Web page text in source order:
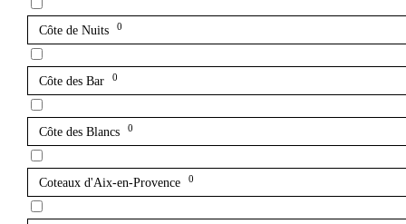
Côte de Nuits 0
Côte des Bar 0
Côte des Blancs 0
Coteaux d'Aix-en-Provence 0